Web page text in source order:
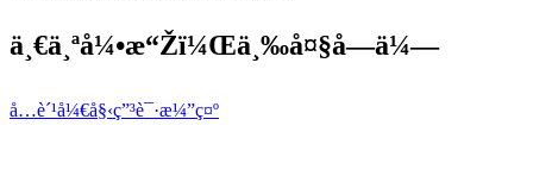
ä¸€ä¸ªå¼•æ“Žï¼Œä¸‰å¤§å—ä¼—
å…è´¹å¼€å§‹ç”³è¯·æ¼”ç¤º